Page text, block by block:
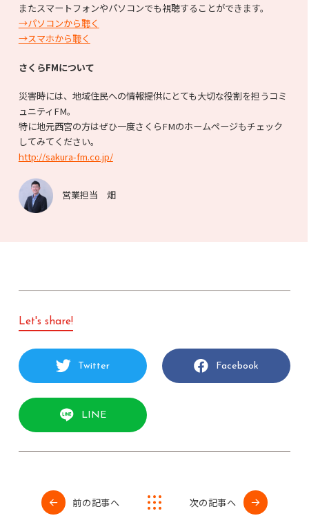
またスマートフォンやパソコンでも視聴することができます。
→パソコンから聴く
→スマホから聴く
さくらFMについて
災害時には、地域住民への情報提供にとても大切な役割を担うコミ
ュニティFM。
特に地元西宮の方はぜひ一度さくらFMのホームページもチェック
してみてください。
http://sakura-fm.co.jp/
営業担当 畑
Let's share!
Twitter Facebook
LINE
前の記事へ 次の記事へ